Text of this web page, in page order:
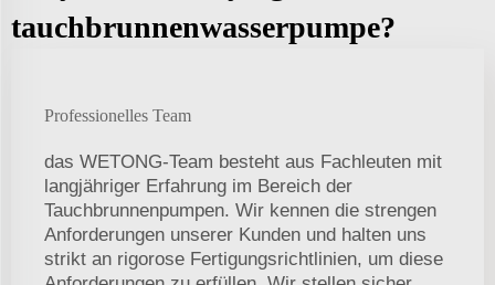
tauchbrunnenwasserpumpe?
Professionelles Team
das WETONG-Team besteht aus Fachleuten mit
langjähriger Erfahrung im Bereich der
Tauchbrunnenpumpen. Wir kennen die strengen
Anforderungen unserer Kunden und halten uns
strikt an rigorose Fertigungsrichtlinien, um diese